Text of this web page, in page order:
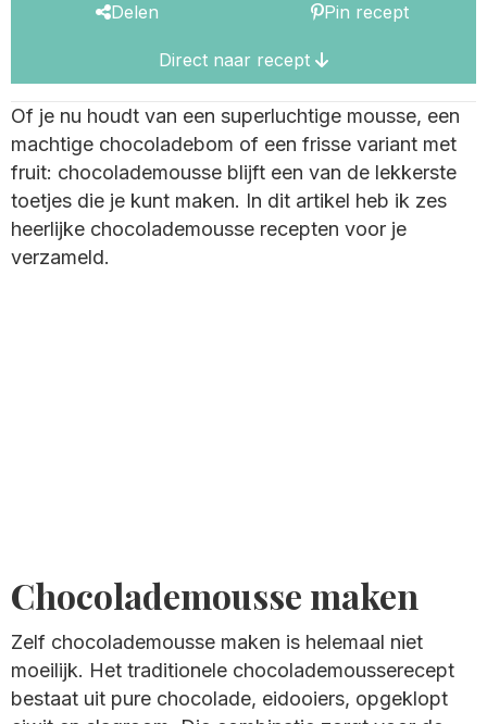
Delen Pin recept
Direct naar recept
Of je nu houdt van een superluchtige mousse, een
machtige chocoladebom of een frisse variant met
fruit: chocolademousse blijft een van de lekkerste
toetjes die je kunt maken. In dit artikel heb ik zes
heerlijke chocolademousse recepten voor je
verzameld.
Chocolademousse maken
Zelf chocolademousse maken is helemaal niet
moeilijk. Het traditionele chocolademousserecept
bestaat uit pure chocolade, eidooiers, opgeklopt